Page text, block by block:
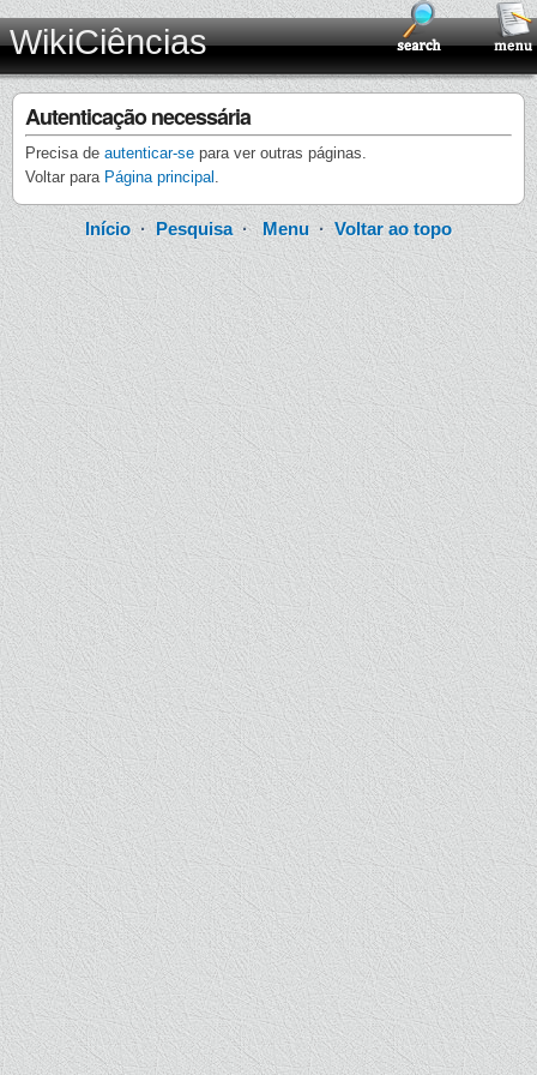
WikiCiências
Autenticação necessária
Precisa de autenticar-se para ver outras páginas.
Voltar para Página principal .
Início · Pesquisa·Menu ·Voltar ao topo